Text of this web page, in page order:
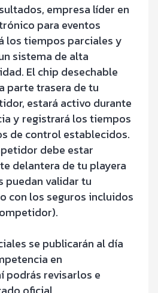
empresa líder en
para eventos
los tiempos parciales y
sistema de alta
El chip desechable
parte trasera de tu
estará activo durante
y registrará los tiempos
de control establecidos.
debe estar
delantera de tu playera
puedan validar tu
con los seguros incluidos
se publicarán al día
en
podrás revisarlos e